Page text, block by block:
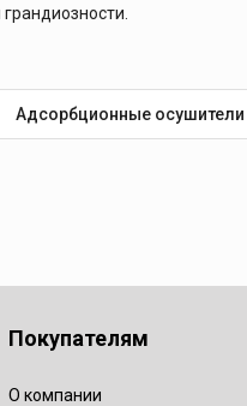
Адсорбционные осушители
Покупателям
О компании